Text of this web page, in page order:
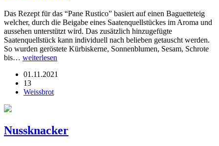
Das Rezept für das “Pane Rustico” basiert auf einen Baguetteteig
welcher, durch die Beigabe eines Saatenquellstückes im Aroma und
aussehen unterstützt wird. Das zusätzlich hinzugefügte
Saatenquellstück kann individuell nach belieben getauscht werden.
So wurden geröstete Kürbiskerne, Sonnenblumen, Sesam, Schrote
bis… weiterlesen
01.11.2021
13
Weissbrot
Nussknacker